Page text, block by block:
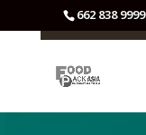
662 838 9999